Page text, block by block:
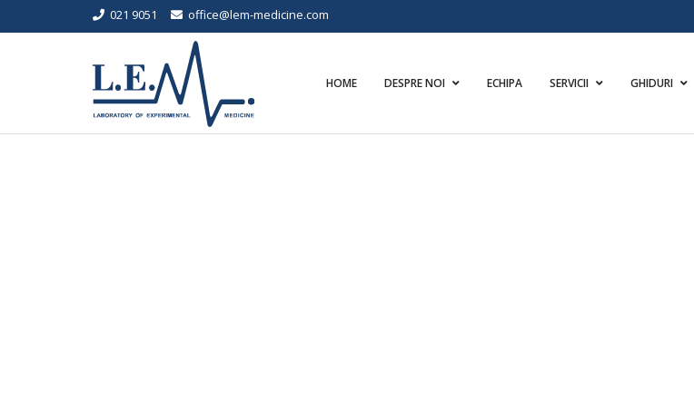
021 9051 office@lem-medicine.com
HOME DESPRE NOI ECHIPA SERVICII GHIDURI